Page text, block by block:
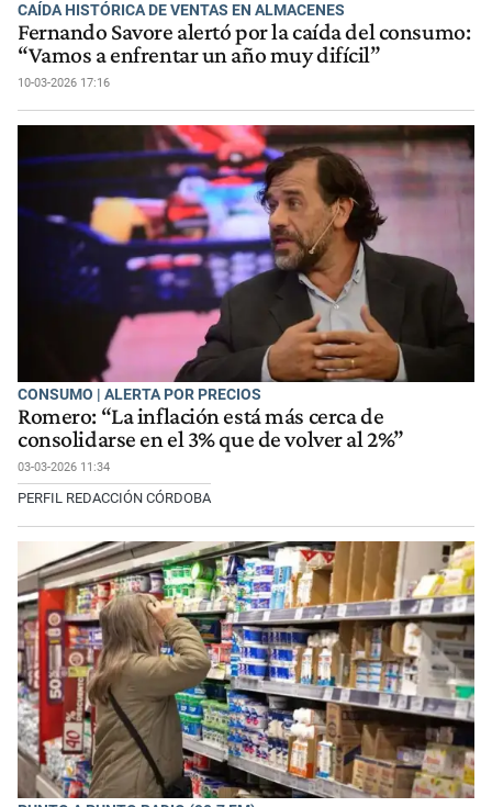
CAÍDA HISTÓRICA DE VENTAS EN ALMACENES
Fernando Savore alertó por la caída del consumo:
“Vamos a enfrentar un año muy difícil”
10-03-2026 17:16
CONSUMO | ALERTA POR PRECIOS
Romero: “La inflación está más cerca de
consolidarse en el 3% que de volver al 2%”
03-03-2026 11:34
PERFIL REDACCIÓN CÓRDOBA